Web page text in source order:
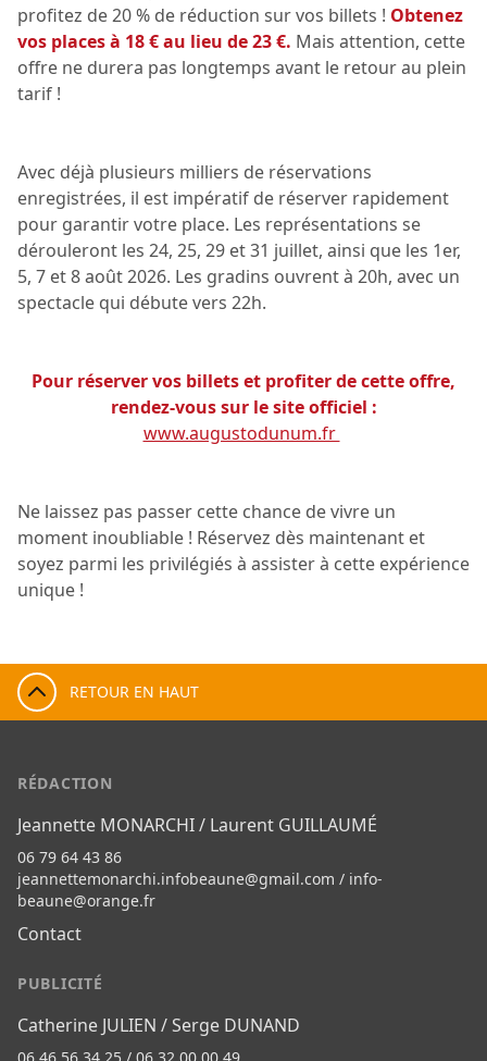
profitez de 20 % de réduction sur vos billets ! Obtenez
vos places à 18 € au lieu de 23 €. Mais attention, cette
offre ne durera pas longtemps avant le retour au plein
tarif !
Avec déjà plusieurs milliers de réservations
enregistrées, il est impératif de réserver rapidement
pour garantir votre place. Les représentations se
dérouleront les 24, 25, 29 et 31 juillet, ainsi que les 1er,
5, 7 et 8 août 2026. Les gradins ouvrent à 20h, avec un
spectacle qui débute vers 22h.
Pour réserver vos billets et profiter de cette offre,
rendez-vous sur le site officiel :
www.augustodunum.fr
Ne laissez pas passer cette chance de vivre un
moment inoubliable ! Réservez dès maintenant et
soyez parmi les privilégiés à assister à cette expérience
unique !
RETOUR EN HAUT
RÉDACTION
Jeannette MONARCHI / Laurent GUILLAUMÉ
06 79 64 43 86
jeannettemonarchi.infobeaune@gmail.com / info-
beaune@orange.fr
Contact
PUBLICITÉ
Catherine JULIEN / Serge DUNAND
06 46 56 34 25 / 06 32 00 00 49